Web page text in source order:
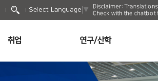
Select Language ▼
Disclaimer:
Check with the chatbot
취업 연구/산학